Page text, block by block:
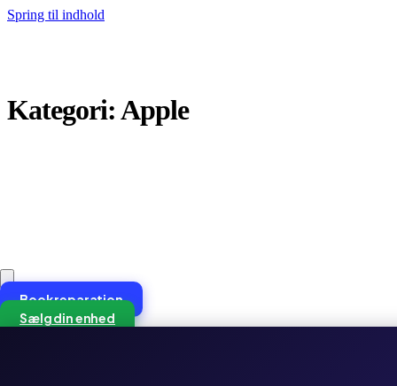
Spring til indhold
Book reparation
Sælg din enhed
Kategori:Apple